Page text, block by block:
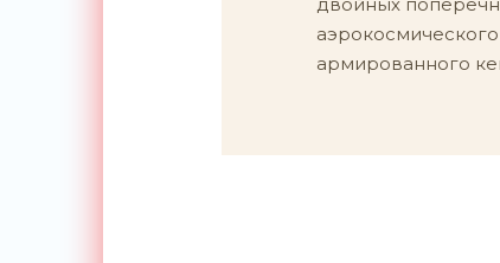
армированного